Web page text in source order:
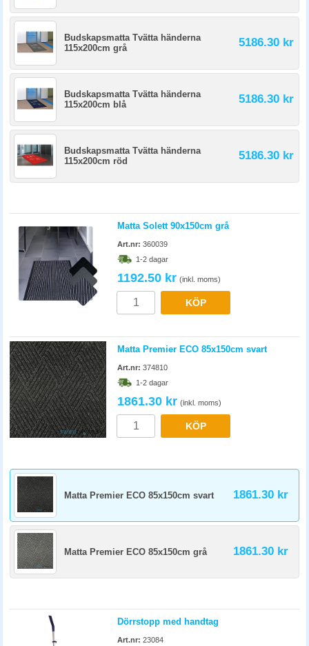
Budskapsmatta Tvätta händerna
115x200cm grå
5186.30 kr
Budskapsmatta Tvätta händerna
115x200cm blå
5186.30 kr
Budskapsmatta Tvätta händerna
115x200cm röd
5186.30 kr
Matta Solett 90x150cm grå
Art.nr: 360039
1-2 dagar
1192.50 kr (inkl. moms)
KÖP
Matta Premier ECO 85x150cm svart
Art.nr: 374810
1-2 dagar
1861.30 kr (inkl. moms)
KÖP
Matta Premier ECO 85x150cm svart 1861.30 kr
Matta Premier ECO 85x150cm grå 1861.30 kr
Dörrstopp med handtag
Art.nr: 23084